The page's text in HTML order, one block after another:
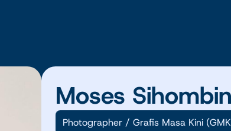
Moses
Photographer / Grafis Masa Kini